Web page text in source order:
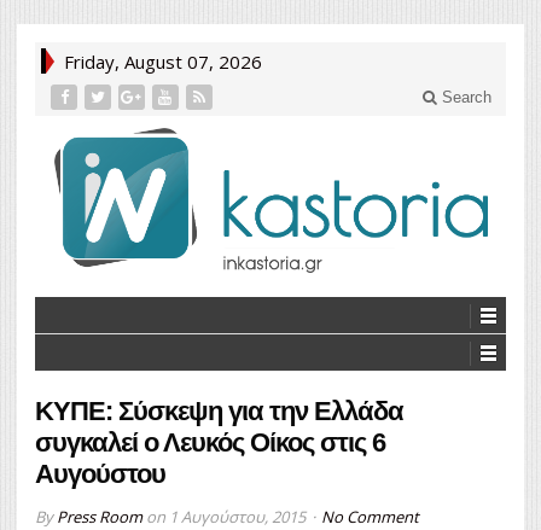
Friday, August 07, 2026
Search
ΚΥΠΕ: Σύσκεψη για την Ελλάδα
συγκαλεί ο Λευκός Οίκος στις 6
Αυγούστου
ByPress Roomon 1 Αυγούστου, 2015 No Comment